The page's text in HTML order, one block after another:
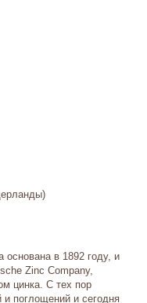
в 1892 году, и
Zinc Company,
цинка. С тех пор
и поглощений и сегодня